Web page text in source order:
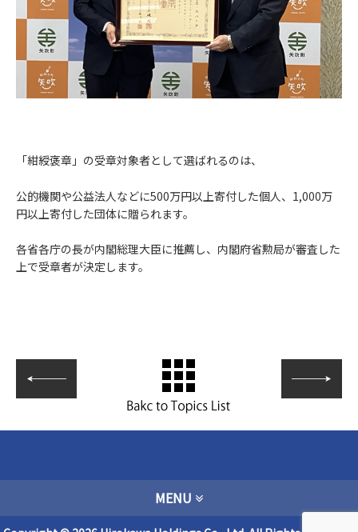
「紺綬褒章」の受章対象者として選ばれるのは、
公的機関や公益法人などに500万円以上寄付した個人、1,000万
円以上寄付した団体に贈られます。
各省各庁の長が内閣総理大臣に推薦し、内閣府省勲局が審査した
上で受章者が決定します。
MENU